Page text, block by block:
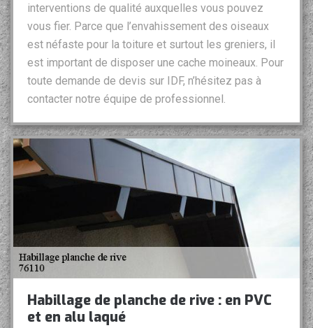
interventions de qualité auxquelles vous pouvez
vous fier. Parce que l’envahissement des oiseaux
est néfaste pour la toiture et surtout les greniers, il
est important de disposer une cache moineaux. Pour
toute demande de devis sur IDF, n’hésitez pas à
contacter notre équipe de professionnel.
Habillage de planche de rive : en PVC
et en alu laqué